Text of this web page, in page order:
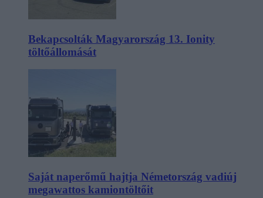
Bekapcsolták Magyarország 13. Ionity
töltőállomását
Saját naperőmű hajtja Németország vadiúj
megawattos kamiontöltőit